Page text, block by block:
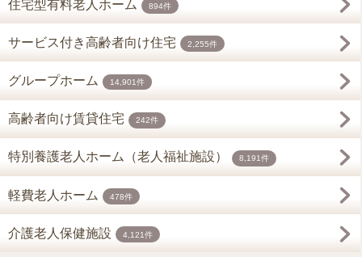
住宅型有料老人ホーム 894件
サービス付き高齢者向け住宅 2,255件
グループホーム 14,901件
高齢者向け賃貸住宅 242件
特別養護老人ホーム（老人福祉施設） 8,191件
軽費老人ホーム 478件
介護老人保健施設 4,121件